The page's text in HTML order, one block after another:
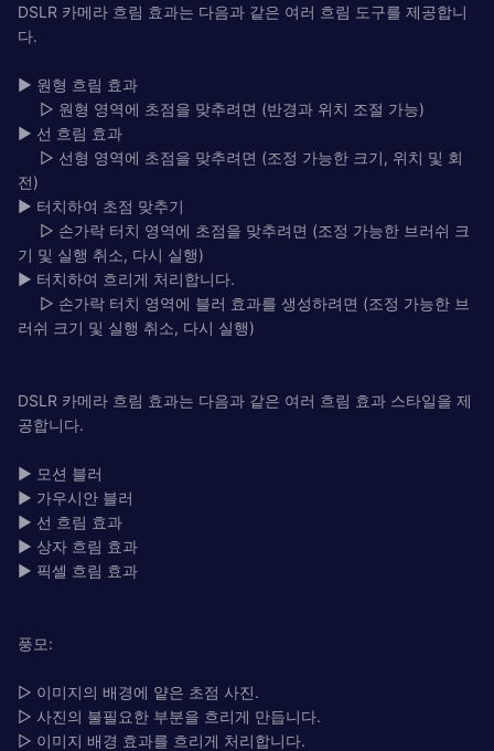
DSLR 카메라 흐림 효과는 다음과 같은 여러 흐림 도구를 제공합니
다.
▶ 원형 흐림 효과
▷ 원형 영역에 초점을 맞추려면 (반경과 위치 조절 가능)
▶ 선 흐림 효과
▷ 선형 영역에 초점을 맞추려면 (조정 가능한 크기, 위치 및 회
전)
▶ 터치하여 초점 맞추기
▷ 손가락 터치 영역에 초점을 맞추려면 (조정 가능한 브러쉬 크
기 및 실행 취소, 다시 실행)
▶ 터치하여 흐리게 처리합니다.
▷ 손가락 터치 영역에 블러 효과를 생성하려면 (조정 가능한 브
러쉬 크기 및 실행 취소, 다시 실행)
DSLR 카메라 흐림 효과는 다음과 같은 여러 흐림 효과 스타일을 제
공합니다.
▶ 모션 블러
▶ 가우시안 블러
▶ 선 흐림 효과
▶ 상자 흐림 효과
▶ 픽셀 흐림 효과
풍모:
▷ 이미지의 배경에 얕은 초점 사진.
▷ 사진의 불필요한 부분을 흐리게 만듭니다.
▷ 이미지 배경 효과를 흐리게 처리합니다.